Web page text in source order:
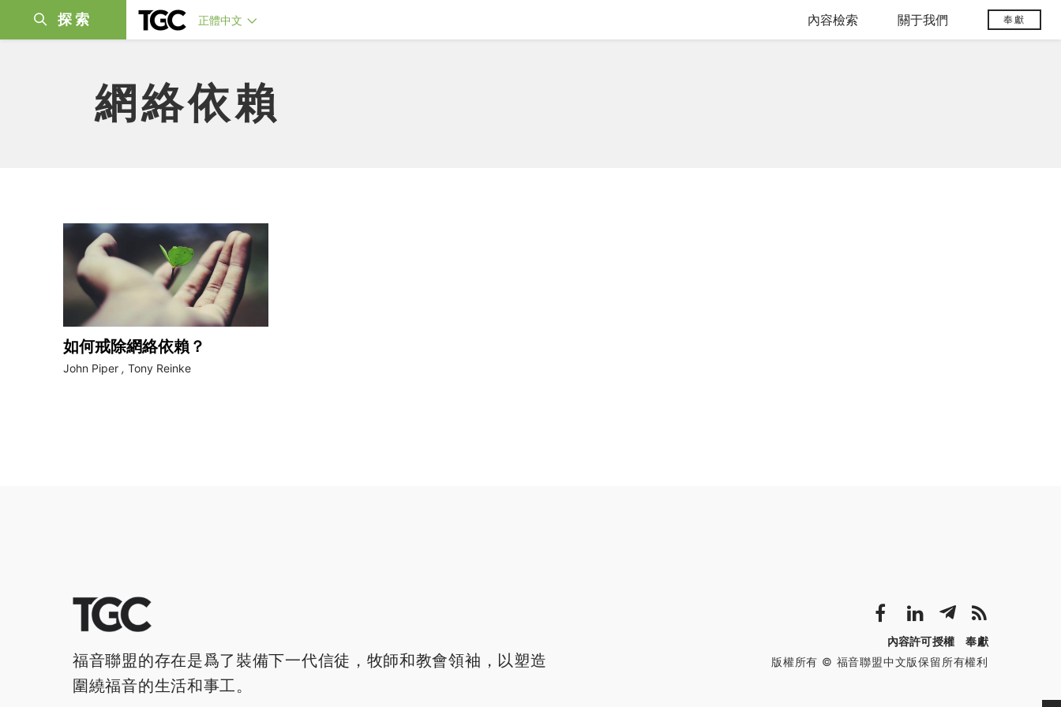
探索 正體中文 內容檢索 關于我們 奉獻
網絡依賴
如何戒除網絡依賴？
John Piper , Tony Reinke
福音聯盟的存在是爲了裝備下一代信徒，牧師和教會領袖，以塑造
圍繞福音的生活和事工。
內容許可授權
奉獻
版權所有 © 福音聯盟中文版保留所有權利